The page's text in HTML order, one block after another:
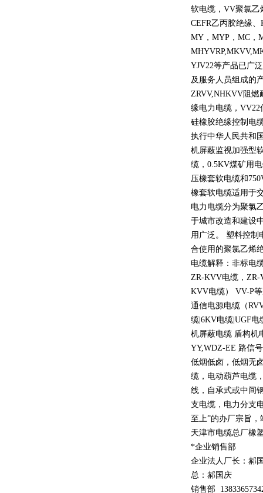
软电缆， VV聚氯乙
CEFR乙丙胶绝缘、
MY ， MYP ， MC ，
YJV22等产品已广
及服务人员组成的
ZRVV,NHKVV阻燃
缘电力电缆， VV22
硅橡胶绝缘控制电
执行中华人民共和
机屏蔽监视加强型
缆， 0.5KV煤矿用
压橡套软电缆和
橡套软电缆适用于
电力电缆分为聚氯
于城市改造和建设
用广泛。 塑料控制
合使用的聚氯乙烯
电缆解释：非标电
ZR-KVV电缆， ZR-
KVV电缆） VV-P
通信电源电缆（
缆 |6KV电缆 |UGF电
机屏蔽电缆 盾构机
YY,WDZ-EE 路信
低烟低卤，低烟无
缆，电动葫芦电缆
线，自承式或中间
支电缆，电力分支
至上”的办厂宗旨，
天津市电缆总厂橡
*企业销售部
企业法人厂长：郝
总：郝国庆
销售部 13833